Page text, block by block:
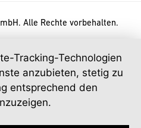
Alle Rechte vorbehalten.
Tracking-Technologien
anzubieten, stetig zu
entsprechend den